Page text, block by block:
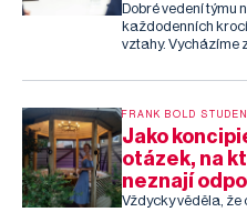
Dobré vedení týmu
každodenních
vztahy. Vycházíme
jednoduché věci,
FRANK BOLD
Jako
otázek, na
neznají
Vždycky věděla, že